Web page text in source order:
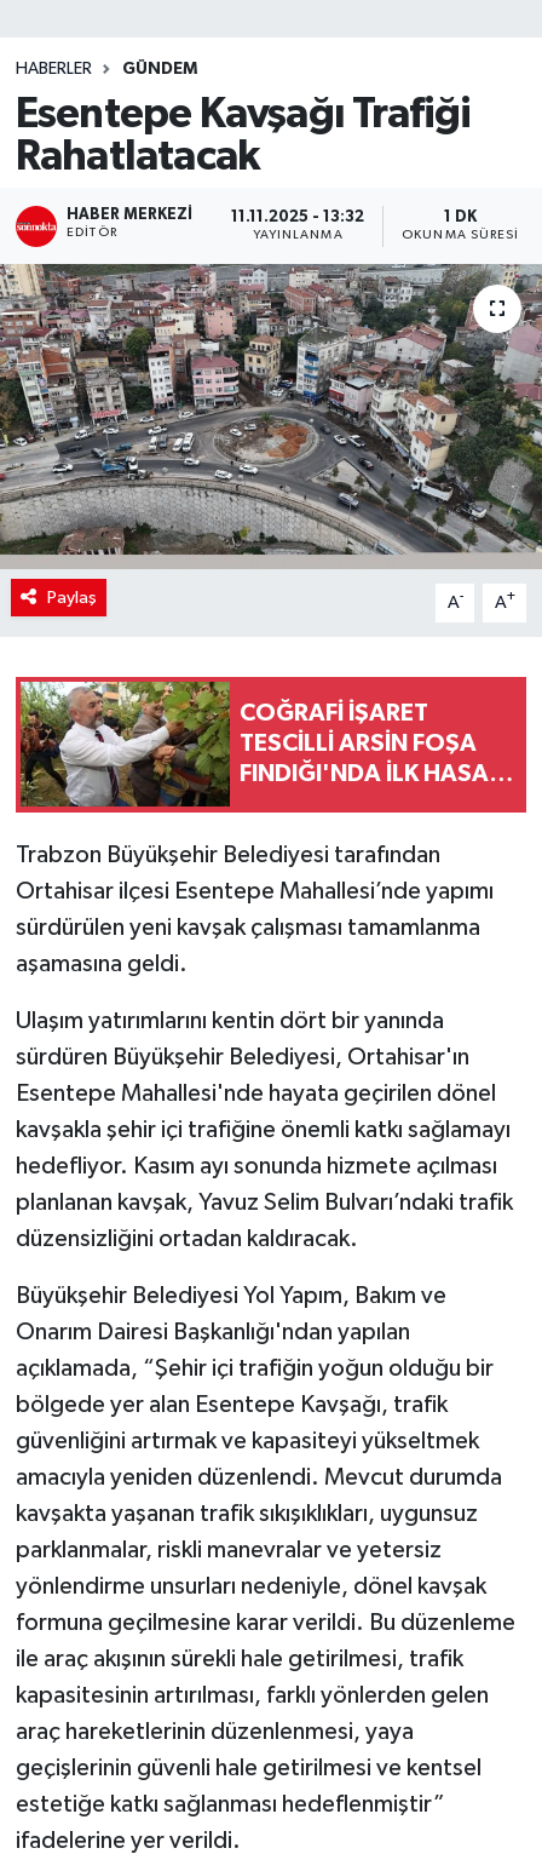
HABERLER GÜNDEM
Esentepe Kavşağı Trafiği
Rahatlatacak
HABER MERKEZI
EDITÖR
11.11.2025 - 13:32
YAYINLANMA
1 DK
OKUNMA SÜRESI
Paylaş A- A+
COĞRAFİ İŞARET
TESCİLLİ ARSİN FOŞA
FINDIĞI'NDA İLK HASAT
Trabzon Büyükşehir Belediyesi tarafından
Ortahisar ilçesi Esentepe Mahallesi’nde yapımı
sürdürülen yeni kavşak çalışması tamamlanma
aşamasına geldi.
Ulaşım yatırımlarını kentin dört bir yanında
sürdüren Büyükşehir Belediyesi, Ortahisar'ın
Esentepe Mahallesi'nde hayata geçirilen dönel
kavşakla şehir içi trafiğine önemli katkı sağlamayı
hedefliyor. Kasım ayı sonunda hizmete açılması
planlanan kavşak, Yavuz Selim Bulvarı’ndaki trafik
düzensizliğini ortadan kaldıracak.
Büyükşehir Belediyesi Yol Yapım, Bakım ve
Onarım Dairesi Başkanlığı'ndan yapılan
açıklamada, “Şehir içi trafiğin yoğun olduğu bir
bölgede yer alan Esentepe Kavşağı, trafik
güvenliğini artırmak ve kapasiteyi yükseltmek
amacıyla yeniden düzenlendi. Mevcut durumda
kavşakta yaşanan trafik sıkışıklıkları, uygunsuz
parklanmalar, riskli manevralar ve yetersiz
yönlendirme unsurları nedeniyle, dönel kavşak
formuna geçilmesine karar verildi. Bu düzenleme
ile araç akışının sürekli hale getirilmesi, trafik
kapasitesinin artırılması, farklı yönlerden gelen
araç hareketlerinin düzenlenmesi, yaya
geçişlerinin güvenli hale getirilmesi ve kentsel
estetiğe katkı sağlanması hedeflenmiştir”
ifadelerine yer verildi.
Teknoloji
TRABZON
TRABZONSPOR
Yaşam